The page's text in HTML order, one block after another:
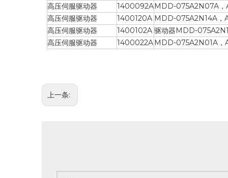
高压伺服驱动器
1400092AMDD-075A2N07A，
高压伺服驱动器
1400120A MDD-075A2N14A，
高压伺服驱动器
1400102A 驱动器MDD-
高压伺服驱动器
1400022A MDD-075A2N01A，
上一条: